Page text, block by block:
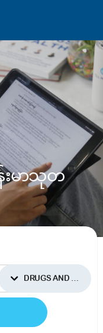
န်းမာသုတ
DRUGS AND SUPPLEMENTS